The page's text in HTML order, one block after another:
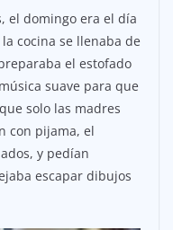
el domingo era el día
cocina se llenaba de
el estofado
suave para que
solo las madres
con pijama, el
y pedían
escapar dibujos